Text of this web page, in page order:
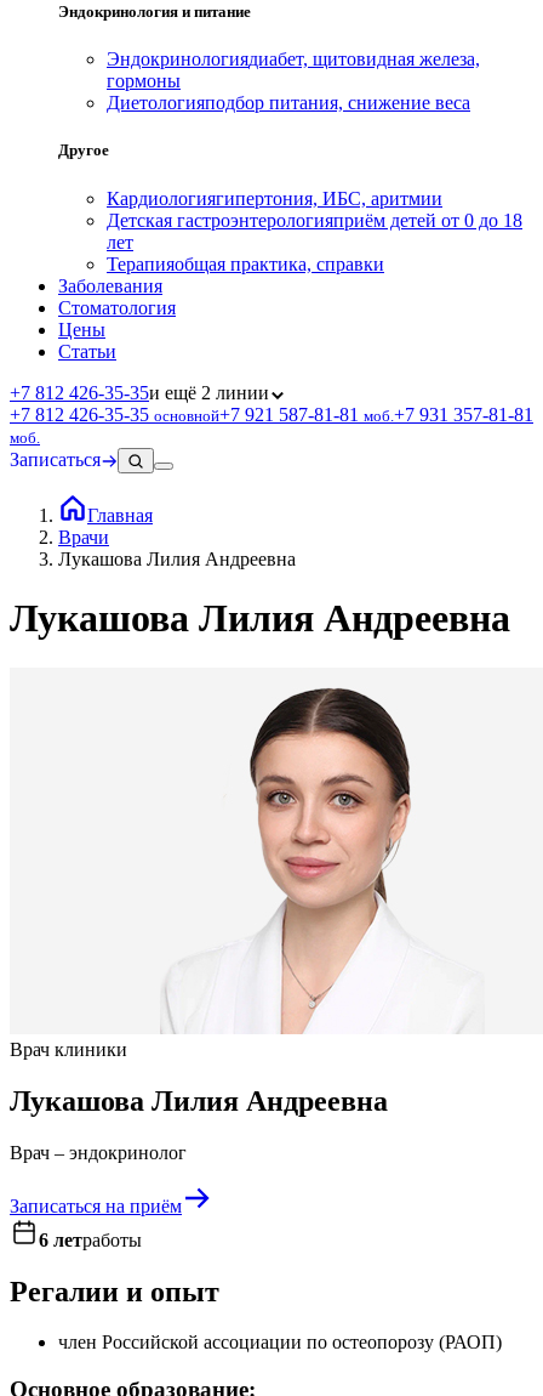
Эндокринология и питание
Эндокринологиядиабет, щитовидная железа,
гормоны
Диетологияподбор питания, снижение веса
Другое
Кардиологиягипертония, ИБС, аритмии
Детская гастроэнтерологияприём детей от 0 до 18
лет
Терапияобщая практика, справки
Заболевания
Стоматология
Цены
Статьи
+7 812 426‑35‑35и ещё 2 линии
+7 812 426‑35‑35 основной+7 921 587‑81‑81 моб. +7 931 357‑81‑81
моб.
Записаться
Главная
Врачи
Лукашова Лилия Андреевна
Лукашова Лилия Андреевна
Врач клиники
Лукашова Лилия Андреевна
Врач – эндокринолог
Записаться на приём
6 летработы
Регалии и опыт
член Российской ассоциации по остеопорозу (РАОП)
Основное образование: